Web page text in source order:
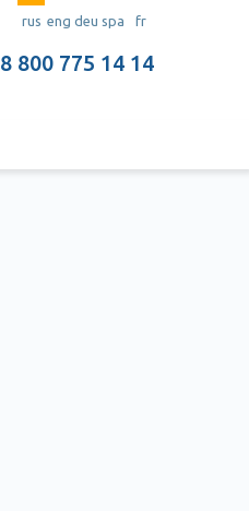
rus eng deu spa fr
8 800 775 14 14